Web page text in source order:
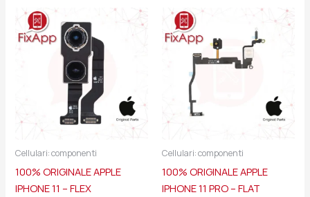
Cellulari: componenti
100% ORIGINALE APPLE
IPHONE 11 – FLEX
Cellulari: componenti
100% ORIGINALE APPLE
IPHONE 11 PRO – FLAT